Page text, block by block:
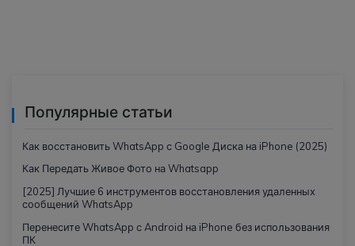
Популярные статьи
Как восстановить WhatsApp с Google Диска на iPhone (2025)
Как Передать Живое Фото на Whatsapp
[2025] Лучшие 6 инструментов восстановления удаленных
сообщений WhatsApp
Перенесите WhatsApp с Android на iPhone без использования
ПК